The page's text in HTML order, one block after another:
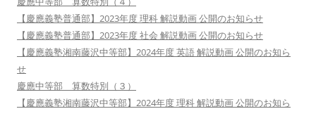
【慶應義塾普通部】2023年度 理科 解説動画 公開のお知らせ
【慶應義塾普通部】2023年度 社会 解説動画 公開のお知らせ
【慶應義塾湘南藤沢中等部】2024年度 英語 解説動画 公開のお知ら
せ
慶應中等部 算数特別（３）
【慶應義塾湘南藤沢中等部】2024年度 理科 解説動画 公開のお知ら